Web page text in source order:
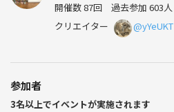
開催数 87回 過去参加 603人
クリエイター
@yYeUKT
参加者
3名以上でイベントが実施されます